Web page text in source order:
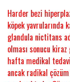
Harder bezi
köpek yavrularında
glandula nictitans
olması sonucu
hafta medikal tedavi
ancak radikal